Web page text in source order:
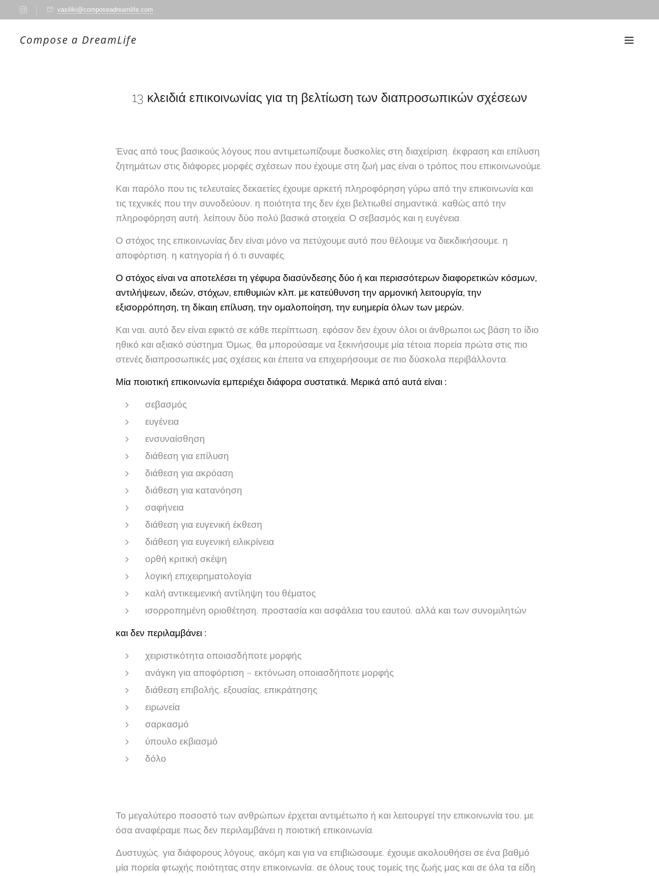
vasiliki@composeadreamlife.com
Compose a DreamLife
13 κλειδιά επικοινωνίας για τη βελτίωση των διαπροσωπικών σχέσεων
Ένας από τους βασικούς λόγους που αντιμετωπίζουμε δυσκολίες στη διαχείριση, έκφραση και επίλυση
ζητημάτων στις διάφορες μορφές σχέσεων που έχουμε στη ζωή μας είναι ο τρόπος που επικοινωνούμε.
Και παρόλο που τις τελευταίες δεκαετίες έχουμε αρκετή πληροφόρηση γύρω από την επικοινωνία και
τις τεχνικές που την συνοδεύουν, η ποιότητα της δεν έχει βελτιωθεί σημαντικά, καθώς από την
πληροφόρηση αυτή, λείπουν δύο πολύ βασικά στοιχεία. Ο σεβασμός και η ευγένεια.
Ο στόχος της επικοινωνίας δεν είναι μόνο να πετύχουμε αυτό που θέλουμε να διεκδικήσουμε, η
αποφόρτιση, η κατηγορία ή ό,τι συναφές.
Ο στόχος είναι να αποτελέσει τη γέφυρα διασύνδεσης δύο ή και περισσότερων διαφορετικών κόσμων,
αντιλήψεων, ιδεών, στόχων, επιθυμιών κλπ. με κατεύθυνση την αρμονική λειτουργία, την
εξισορρόπηση, τη δίκαιη επίλυση, την ομαλοποίηση, την ευημερία όλων των μερών.
Και ναι, αυτό δεν είναι εφικτό σε κάθε περίπτωση, εφόσον δεν έχουν όλοι οι άνθρωποι ως βάση το ίδιο
ηθικό και αξιακό σύστημα. Όμως, θα μπορούσαμε να ξεκινήσουμε μία τέτοια πορεία πρώτα στις πιο
στενές διαπροσωπικές μας σχέσεις και έπειτα να επιχειρήσουμε σε πιο δύσκολα περιβάλλοντα.
Μία ποιοτική επικοινωνία εμπεριέχει διάφορα συστατικά. Μερικά από αυτά είναι :
σεβασμός
ευγένεια
ενσυναίσθηση
διάθεση για επίλυση
διάθεση για ακρόαση
διάθεση για κατανόηση
σαφήνεια
διάθεση για ευγενική έκθεση
διάθεση για ευγενική ειλικρίνεια
ορθή κριτική σκέψη
λογική επιχειρηματολογία
καλή αντικειμενική αντίληψη του θέματος
ισορροπημένη οριοθέτηση, προστασία και ασφάλεια του εαυτού, αλλά και των συνομιλητών
και δεν περιλαμβάνει :
χειριστικότητα οποιασδήποτε μορφής
ανάγκη για αποφόρτιση – εκτόνωση οποιασδήποτε μορφής
διάθεση επιβολής, εξουσίας, επικράτησης
ειρωνεία
σαρκασμό
ύπουλο εκβιασμό
δόλο
Το μεγαλύτερο ποσοστό των ανθρώπων έρχεται αντιμέτωπο ή και λειτουργεί την επικοινωνία του, με
όσα αναφέραμε πως δεν περιλαμβάνει η ποιοτική επικοινωνία.
Δυστυχώς, για διάφορους λόγους, ακόμη και για να επιβιώσουμε, έχουμε ακολουθήσει σε ένα βαθμό
μία πορεία φτωχής ποιότητας στην επικοινωνία, σε όλους τους τομείς της ζωής μας και σε όλα τα είδη